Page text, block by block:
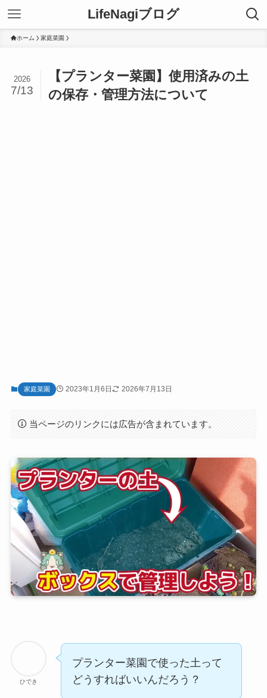
LifeNagiブログ
ホーム 家庭菜園
【プランター菜園】使用済みの土
の保存・管理方法について
2026
7/13
家庭菜園 2023年1月6日 2026年7月13日
当ページのリンクには広告が含まれています。
ひでき
プランター菜園で使った土って
どうすればいいんだろう？